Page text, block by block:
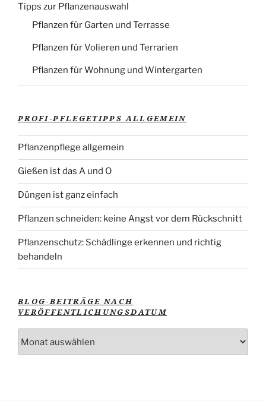
Tipps zur Pflanzenauswahl
Pflanzen für Garten und Terrasse
Pflanzen für Volieren und Terrarien
Pflanzen für Wohnung und Wintergarten
PROFI-PFLEGETIPPS ALLGEMEIN
Pflanzenpflege allgemein
Gießen ist das A und O
Düngen ist ganz einfach
Pflanzen schneiden: keine Angst vor dem Rückschnitt
Pflanzenschutz: Schädlinge erkennen und richtig
behandeln
BLOG-BEITRÄGE NACH
VERÖFFENTLICHUNGSDATUM